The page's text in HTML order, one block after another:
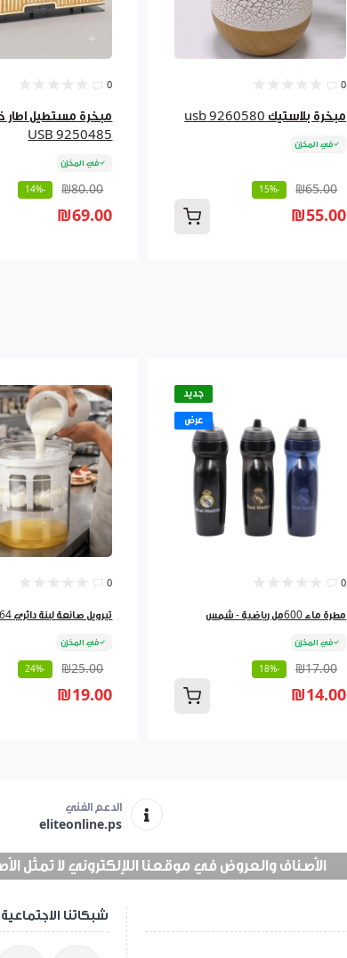
0
مبخرة بلاستيك usb 9260580
في المخزن
₪65.00
-15%
₪55.00
0
مبخرة مستطيل
USB 9250485
في المخزن
₪80.00
-14%
₪69.00
جديد
عرض
0
مطرة ماء 600مل رياضية - شمس
في المخزن
₪17.00
-18%
₪14.00
0
تبرويل صانعة لبنة دائري 9262864
في المخزن
₪25.00
-24%
₪19.00
الدعم الفني
eliteonline.ps
الأصناف والعروض في موقعنا اللإلكتروني لا تمثل الأصناف
شبكاتنا الاجتماعية